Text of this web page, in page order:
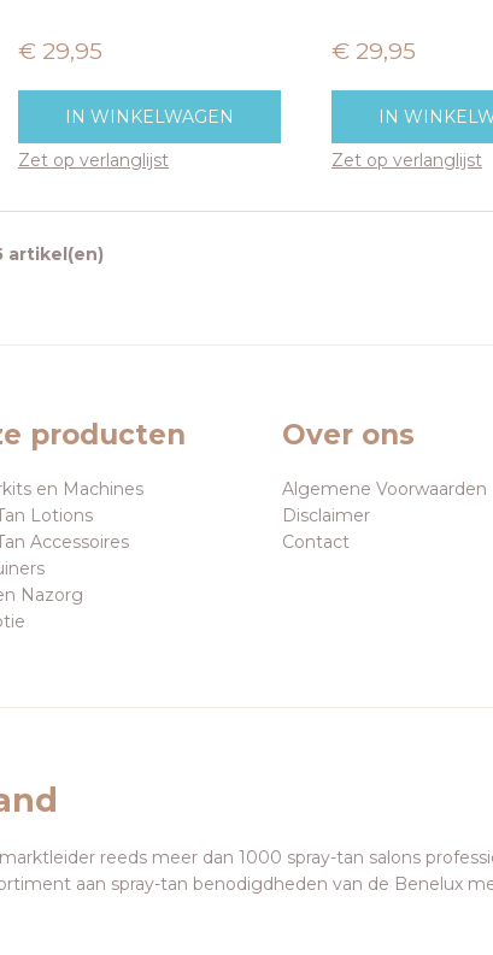
€ 29,95
IN WINKELWAGEN
Zet op verlanglijst
€ 29,95
IN
Zet op verlanglijst
artikel(en)
producten
en Machines
Lotions
Accessoires
Nazorg
Over ons
Algemene Voorwaarden
Disclaimer
Contact
reeds meer dan 1000 spray-tan salons
aan spray-tan benodigdheden van de Benelux